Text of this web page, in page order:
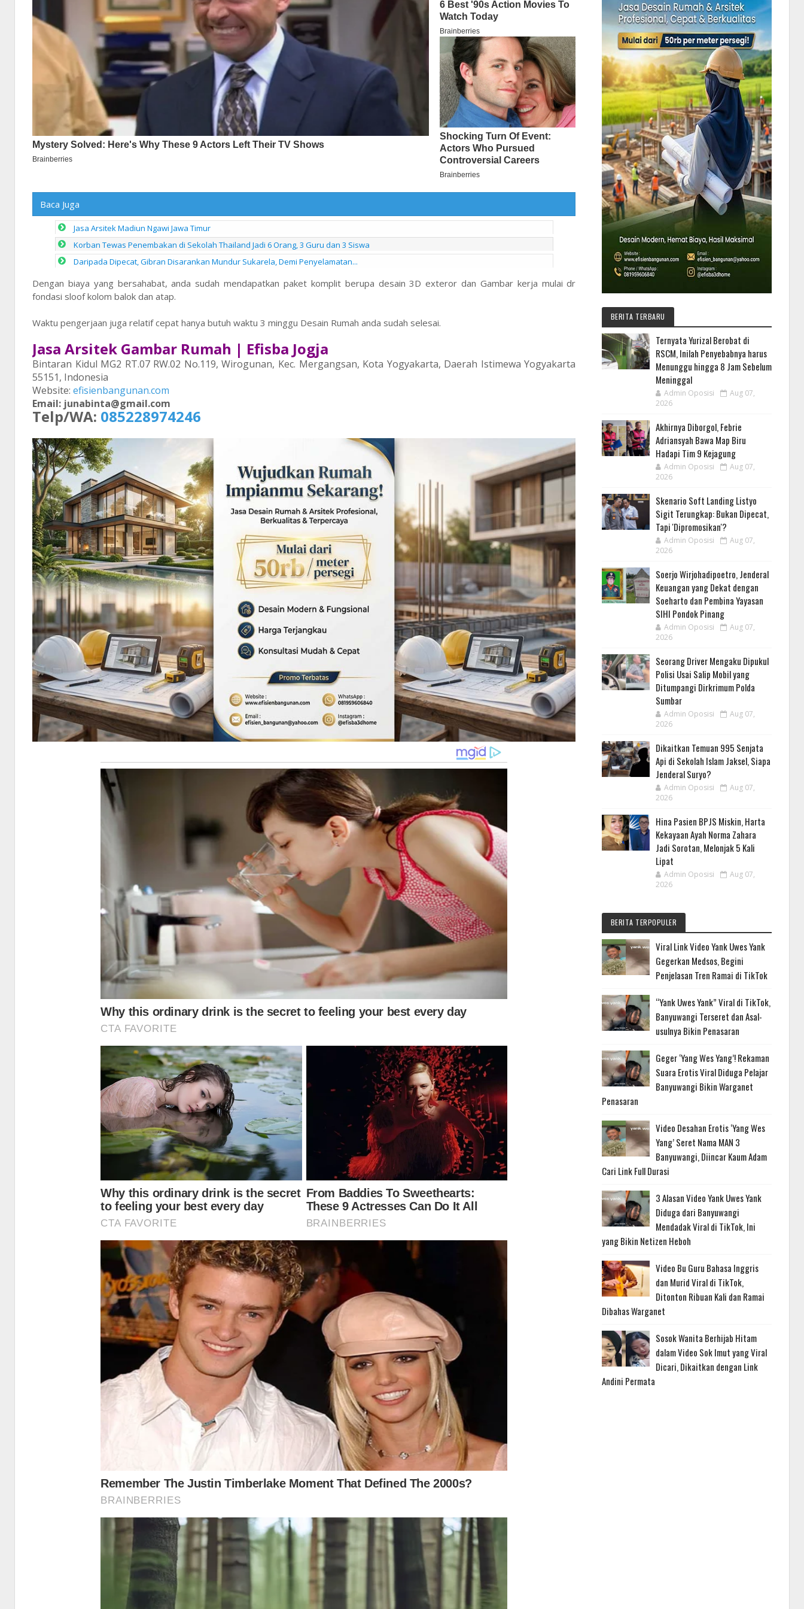
Baca Juga
Jasa Arsitek Madiun Ngawi Jawa Timur
Korban Tewas Penembakan di Sekolah Thailand Jadi 6 Orang, 3 Guru dan 3 Siswa
Daripada Dipecat, Gibran Disarankan Mundur Sukarela, Demi Penyelamatan...
Dengan biaya yang bersahabat, anda sudah mendapatkan paket komplit berupa desain 3D exteror dan Gambar kerja mulai dr
fondasi sloof kolom balok dan atap.
Waktu pengerjaan juga relatif cepat hanya butuh waktu 3 minggu Desain Rumah anda sudah selesai.
Jasa Arsitek Gambar Rumah | Efisba Jogja
Bintaran Kidul MG2 RT.07 RW.02 No.119, Wirogunan, Kec. Mergangsan, Kota Yogyakarta, Daerah Istimewa Yogyakarta
55151, Indonesia
Website: efisienbangunan.com
Email: junabinta@gmail.com
Telp/WA: 085228974246
BERITA TERBARU
Ternyata Yurizal Berobat di
RSCM, Inilah Penyebabnya harus
Menunggu hingga 8 Jam Sebelum
Meninggal
Admin Oposisi
Aug 07,
2026
Akhirnya Diborgol, Febrie
Adriansyah Bawa Map Biru
Hadapi Tim 9 Kejagung
Admin Oposisi
Aug 07,
2026
Skenario Soft Landing Listyo
Sigit Terungkap: Bukan Dipecat,
Tapi 'Dipromosikan'?
Admin Oposisi
Aug 07,
2026
Soerjo Wirjohadipoetro, Jenderal
Keuangan yang Dekat dengan
Soeharto dan Pembina Yayasan
SIHI Pondok Pinang
Admin Oposisi
Aug 07,
2026
Seorang Driver Mengaku Dipukul
Polisi Usai Salip Mobil yang
Ditumpangi Dirkrimum Polda
Sumbar
Admin Oposisi
Aug 07,
2026
Dikaitkan Temuan 995 Senjata
Api di Sekolah Islam Jaksel, Siapa
Jenderal Suryo?
Admin Oposisi
Aug 07,
2026
Hina Pasien BPJS Miskin, Harta
Kekayaan Ayah Norma Zahara
Jadi Sorotan, Melonjak 5 Kali
Lipat
Admin Oposisi
Aug 07,
2026
BERITA TERPOPULER
Viral Link Video Yank Uwes Yank
Gegerkan Medsos, Begini
Penjelasan Tren Ramai di TikTok
“Yank Uwes Yank” Viral di TikTok,
Banyuwangi Terseret dan Asal-
usulnya Bikin Penasaran
Geger ‘Yang Wes Yang’! Rekaman
Suara Erotis Viral Diduga Pelajar
Banyuwangi Bikin Warganet
Penasaran
Video Desahan Erotis ‘Yang Wes
Yang’ Seret Nama MAN 3
Banyuwangi, Diincar Kaum Adam
Cari Link Full Durasi
3 Alasan Video Yank Uwes Yank
Diduga dari Banyuwangi
Mendadak Viral di TikTok, Ini
yang Bikin Netizen Heboh
Video Bu Guru Bahasa Inggris
dan Murid Viral di TikTok,
Ditonton Ribuan Kali dan Ramai
Dibahas Warganet
Sosok Wanita Berhijab Hitam
dalam Video Sok Imut yang Viral
Dicari, Dikaitkan dengan Link
Andini Permata